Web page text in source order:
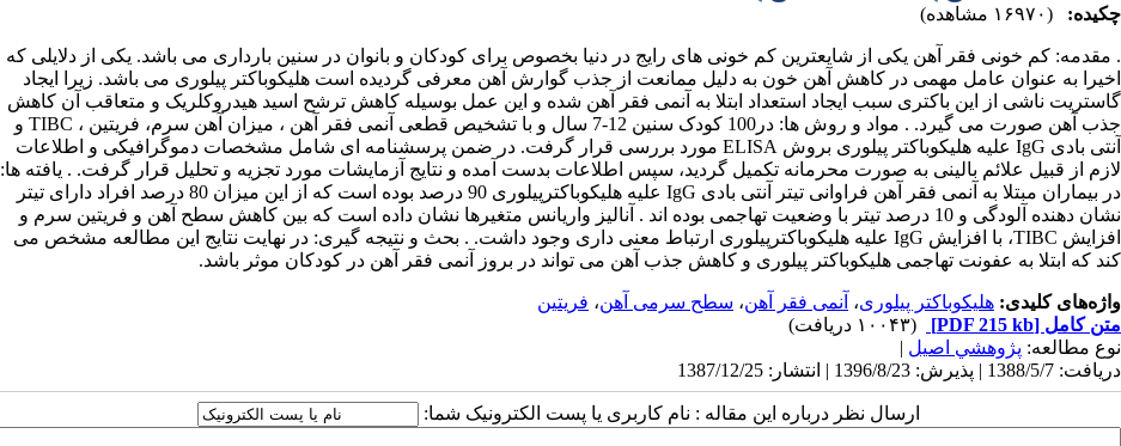
چکیده: (۱۶۹۷۰ مشاهده)
. مقدمه: کم خونی فقر آهن یکی از شایعترین کم خونی های رایج در دنیا بخصوص برای کودکان و بانوان در سنین بارداری می باشد. یکی از دلایلی که
اخیرا به عنوان عامل مهمی در کاهش آهن خون به دلیل ممانعت از جذب گوارش آهن معرفی گردیده است هلیکوباکتر پیلوری می باشد. زیرا ایجاد
گاستریت ناشی از این باکتری سبب ایجاد استعداد ابتلا به آنمی فقر آهن شده و این عمل بوسیله کاهش ترشح اسید هیدروکلریک و متعاقب آن کاهش
جذب آهن صورت می گیرد. . مواد و روش ها: در100 کودک سنین 12-7 سال و با تشخیص قطعی آنمی فقر آهن ، میزان آهن سرم، فریتین ، TIBC و
آنتی بادی IgG علیه هلیکوباکتر پیلوری بروش ELISA مورد بررسی قرار گرفت. در ضمن پرسشنامه ای شامل مشخصات دموگرافیکی و اطلاعات
لازم از قبیل علائم بالینی به صورت محرمانه تکمیل گردید، سپس اطلاعات بدست آمده و نتایج آزمایشات مورد تجزیه و تحلیل قرار گرفت. . یافته ها:
در بیماران مبتلا به آنمی فقر آهن فراوانی تیتر آنتی بادی IgG علیه هلیکوباکترپیلوری 90 درصد بوده است که از این میزان 80 درصد افراد دارای تیتر
نشان دهنده آلودگی و 10 درصد تیتر با وضعیت تهاجمی بوده اند . آنالیز واریانس متغیرها نشان داده است که بین کاهش سطح آهن و فریتین سرم و
افزایش TIBC، با افزایش IgG علیه هلیکوباکترپیلوری ارتباط معنی داری وجود داشت. . بحث و نتیجه گیری: در نهایت نتایج این مطالعه مشخص می
کند که ابتلا به عفونت تهاجمی هلیکوباکتر پیلوری و کاهش جذب آهن می تواند در بروز آنمی فقر آهن در کودکان موثر باشد.
واژه‌های کلیدی: هلیکوباکتر پیلوری، آنمی فقر آهن، سطح سرمی آهن، فریتین
متن کامل [PDF 215 kb]
(۱۰۰۴۳ دریافت)
نوع مطالعه: پژوهشي اصیل |
دریافت: 1388/5/7 | پذیرش: 1396/8/23 | انتشار: 1387/12/25
ارسال نظر درباره این مقاله : نام کاربری یا پست الکترونیک شما: